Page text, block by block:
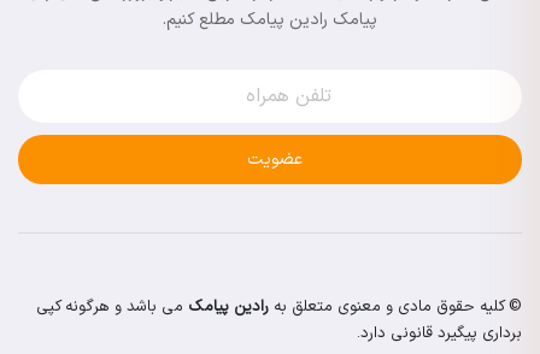
پیامک رادین پیامک مطلع کنیم.
عضویت
© کلیه حقوق مادی و معنوی متعلق به رادین پیامک می باشد و هرگونه کپی
برداری پیگیرد قانونی دارد.